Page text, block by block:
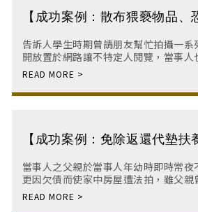
【成功案例：散布猥褻物品、
刑事訴訟律師｜板橋法律事務
告訴人學生時期曾請朋友幫忙拍攝一
開放置於網路讓不特定人閱覽，當事人
照，並因喜歡照片構圖與藝術風格，便
【成功案例：免除返還代墊扶
當事人之父親於當事人年幼時即時常夜
更因欠債而使家中房屋遭法拍，雖父親
但卻未曾陪伴當事人成長。直至當事人
高中時期父親便再取一位太太並從此與